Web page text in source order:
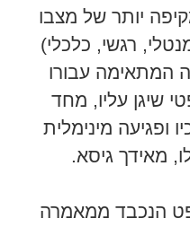
יותר של מצבו
רגשי, כלכלי)
המתאימה עבורו
שיגן עליו, מחד
ופגיעה מינימלית
מאידך גיסא.
הנכבד ממאמרה